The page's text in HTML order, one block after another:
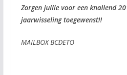
Zorgen jullie voor een knallend
jaarwisseling toegewenst!!
MAILBOX BCDETO